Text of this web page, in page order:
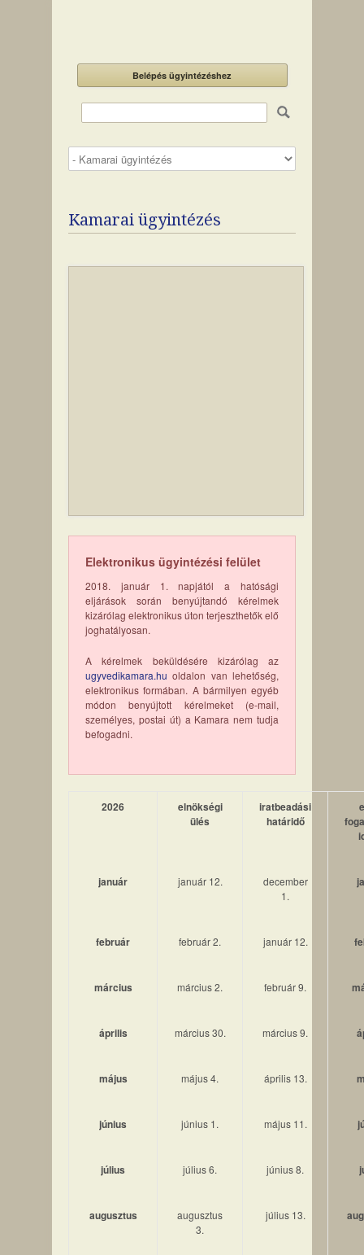
Belépés ügyintézéshez
Kamarai ügyintézés
Elektronikus ügyintézési felület
2018. január 1. napjától a hatósági
eljárások során benyújtandó kérelmek
kizárólag elektronikus úton terjeszthetők elő
joghatályosan.
A kérelmek beküldésére kizárólag az
ugyvedikamara.hu oldalon van lehetőség,
elektronikus formában. A bármilyen egyéb
módon benyújtott kérelmeket (e-mail,
személyes, postai út) a Kamara nem tudja
befogadni.
2026
elnökségi
ülés
iratbeadási
határidő
január január 12.
december
1.
február február 2. január 12.
március március 2. február 9.
április március 30. március 9.
május május 4. április 13.
június június 1. május 11.
július július 6. június 8.
augusztus
augusztus
3.
július 13.